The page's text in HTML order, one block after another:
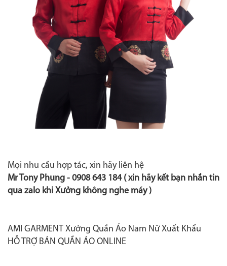
Mọi nhu cầu hợp tác, xin hãy liên hệ
Mr Tony Phung - 0908 643 184( xin hãy kết bạn nhắn tin
qua zalo khi Xưởng không nghe máy )
AMI GARMENT Xưởng Quần Áo Nam Nữ Xuất Khẩu
HỖ TRỢ BÁN QUẦN ÁO ONLINE